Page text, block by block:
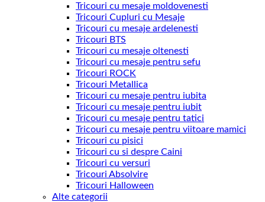
Tricouri cu mesaje moldovenesti
Tricouri Cupluri cu Mesaje
Tricouri cu mesaje ardelenesti
Tricouri BTS
Tricouri cu mesaje oltenesti
Tricouri cu mesaje pentru sefu
Tricouri ROCK
Tricouri Metallica
Tricouri cu mesaje pentru iubita
Tricouri cu mesaje pentru iubit
Tricouri cu mesaje pentru tatici
Tricouri cu mesaje pentru viitoare mamici
Tricouri cu pisici
Tricouri cu si despre Caini
Tricouri cu versuri
Tricouri Absolvire
Tricouri Halloween
Alte categorii